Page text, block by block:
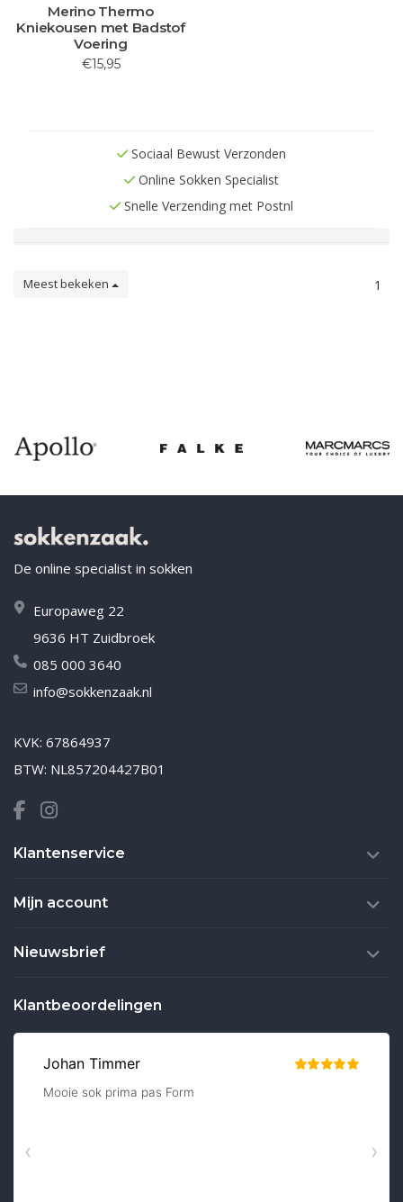
Merino Thermo
Kniekousen met Badstof
Voering
€15,95
Sociaal Bewust Verzonden
Online Sokken Specialist
Snelle Verzending met Postnl
Meest bekeken 1
De online specialist in sokken
Europaweg 22
9636 HT Zuidbroek
085 000 3640
info@sokkenzaak.nl
KVK: 67864937
BTW: NL857204427B01
Klantenservice
Mijn account
Nieuwsbrief
Klantbeoordelingen